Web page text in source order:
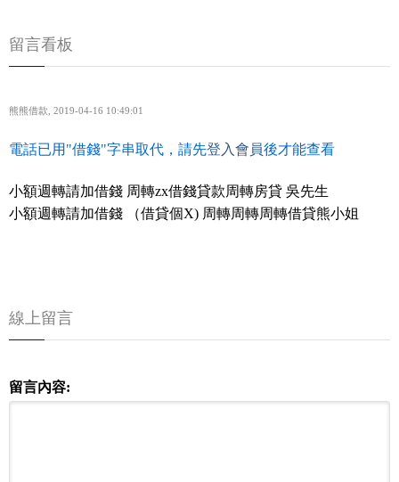
留言看板
熊熊借款 2019-04-16 10:49:01
電話已用"借錢"字串取代，請先登入會員後才能查看
小額週轉請加借錢 周轉zx借錢貸款周轉房貸 吳先生
小額週轉請加借錢 （借貸個X) 周轉周轉周轉借貸熊小姐
線上留言
留言內容: